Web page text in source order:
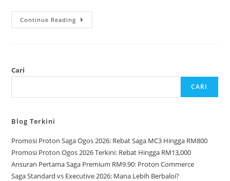
Continue Reading
Cari
CARI
Blog Terkini
Promosi Proton Saga Ogos 2026: Rebat Saga MC3 Hingga RM800
Promosi Proton Ogos 2026 Terkini: Rebat Hingga RM13,000
Ansuran Pertama Saga Premium RM9.90: Proton Commerce
Saga Standard vs Executive 2026: Mana Lebih Berbaloi?